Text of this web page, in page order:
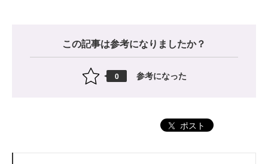
この記事は参考になりましたか？
0 参考になった
ポスト